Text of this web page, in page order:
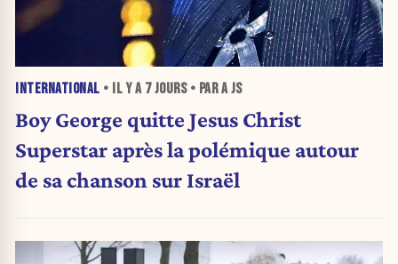
INTERNATIONAL • IL Y A 7 JOURS• PAR A JS
Boy George quitte Jesus Christ
Superstar après la polémique autour
de sa chanson sur Israël